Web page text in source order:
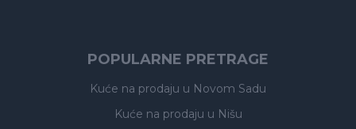
POPULARNE PRETRAGE
Kuće na prodaju u Novom Sadu
Kuće na prodaju u Nišu